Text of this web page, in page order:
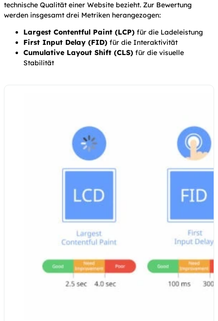
technische Qualität einer Website bezieht. Zur Bewertung
werden insgesamt drei Metriken herangezogen:
Largest Contentful Paint (LCP) für die Ladeleistung
First Input Delay (FID) für die Interaktivität
Cumulative Layout Shift (CLS) für die visuelle
Stabilität